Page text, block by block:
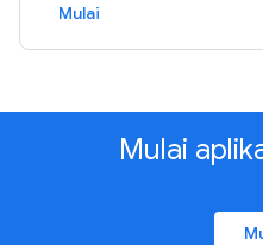
Mulai
Mulai